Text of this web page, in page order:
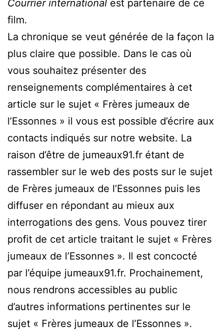
Courrier international est partenaire de ce
film.
La chronique se veut générée de la façon la
plus claire que possible. Dans le cas où
vous souhaitez présenter des
renseignements complémentaires à cet
article sur le sujet « Frères jumeaux de
l’Essonnes » il vous est possible d’écrire aux
contacts indiqués sur notre website. La
raison d’être de jumeaux91.fr étant de
rassembler sur le web des posts sur le sujet
de Frères jumeaux de l’Essonnes puis les
diffuser en répondant au mieux aux
interrogations des gens. Vous pouvez tirer
profit de cet article traitant le sujet « Frères
jumeaux de l’Essonnes ». Il est concocté
par l’équipe jumeaux91.fr. Prochainement,
nous rendrons accessibles au public
d’autres informations pertinentes sur le
sujet « Frères jumeaux de l’Essonnes ».